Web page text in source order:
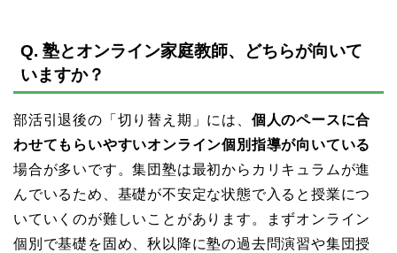
Q. 塾とオンライン家庭教師、どちらが向いて
いますか？
部活引退後の「切り替え期」には、 個人のペースに合
わせてもらいやすいオンライン個別指導が向いている
場合が多いです。集団塾は最初からカリキュラムが進
んでいるため、基礎が不安定な状態で入ると授業につ
いていくのが難しいことがあります。まずオンライン
個別で基礎を固め、秋以降に塾の過去問演習や集団授